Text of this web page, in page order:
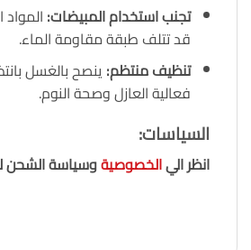
تجنب استخدام المبيضات: المواد
قد تتلف طبقة مقاومة الماء.
تنظيف منتظم: ينصح بالغسل
فعالية العازل وصحة النوم.
السياسات:
انظر اليالخصوصيةوسياسة الشحن